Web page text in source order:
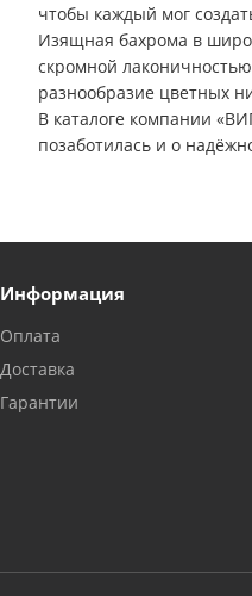
чтобы каждый мог
Изящная бахрома в
скромной
разнообразие цветных
В каталоге компании
позаботилась и о
Информация
Оплата
Доставка
Гарантии